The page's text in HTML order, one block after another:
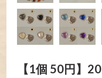
【1個 50円】